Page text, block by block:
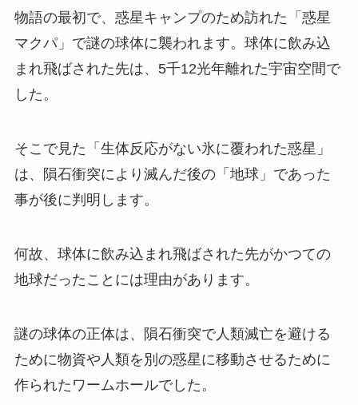
物語の最初で、惑星キャンプのため訪れた「惑星
マクパ」で謎の球体に襲われます。球体に飲み込
まれ飛ばされた先は、5千12光年離れた宇宙空間で
した。
そこで見た「生体反応がない氷に覆われた惑星」
は、隕石衝突により滅んだ後の「地球」であった
事が後に判明します。
何故、球体に飲み込まれ飛ばされた先がかつての
地球だったことには理由があります。
謎の球体の正体は、隕石衝突で人類滅亡を避ける
ために物資や人類を別の惑星に移動させるために
作られたワームホールでした。